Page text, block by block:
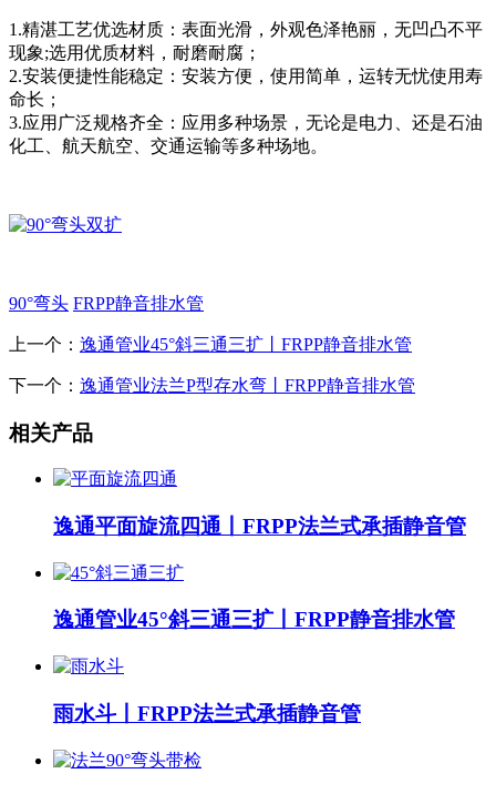
1.精湛工艺优选材质：表面光滑，外观色泽艳丽，无凹凸不平
现象;选用优质材料，耐磨耐腐；
2.安装便捷性能稳定：安装方便，使用简单，运转无忧使用寿
命长；
3.应用广泛规格齐全：应用多种场景，无论是电力、还是石油
化工、航天航空、交通运输等多种场地。
90°弯头 FRPP静音排水管
上一个： 逸通管业45°斜三通三扩丨FRPP静音排水管
下一个： 逸通管业法兰P型存水弯丨FRPP静音排水管
相关产品
逸通平面旋流四通丨FRPP法兰式承插静音管
逸通管业45°斜三通三扩丨FRPP静音排水管
雨水斗丨FRPP法兰式承插静音管